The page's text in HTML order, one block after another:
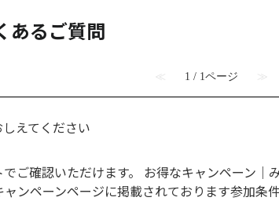
あるご質問
≪ 1 / 1ページ ≫
えてください
ご確認いただけます。 お得なキャンペーン
ンペーンページに掲載されております参加条